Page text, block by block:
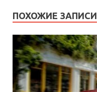
ПОХОЖИЕ ЗАПИСИ